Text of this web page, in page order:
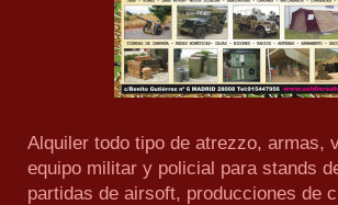
Alquiler todo tipo de atrezzo, armas,
equipo militar y policial para stands
partidas de airsoft, producciones de